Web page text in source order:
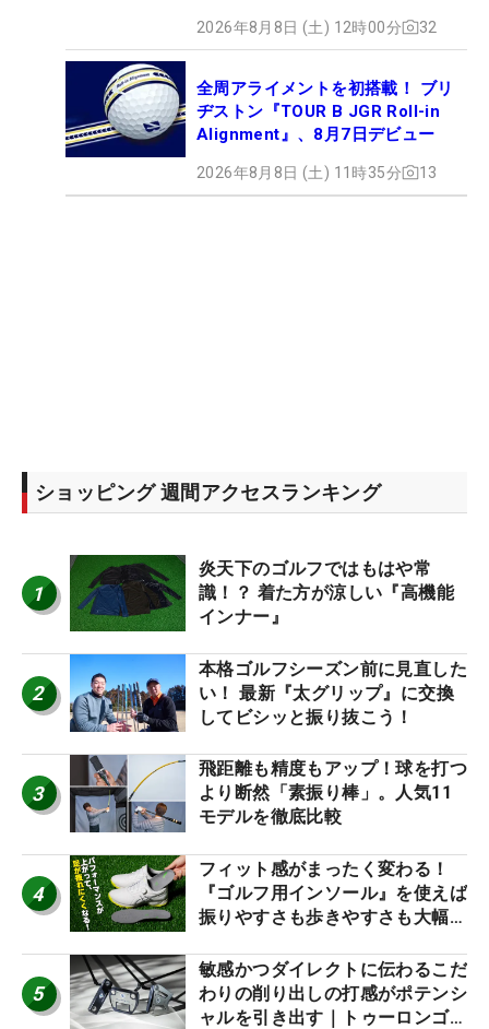
2026年8月8日 (土) 12時00分 32
全周アライメントを初搭載！ ブリ
ヂストン『TOUR B JGR Roll-in
Alignment』、8月7日デビュー
2026年8月8日 (土) 11時35分 13
ショッピング 週間アクセスランキング
1
炎天下のゴルフではもはや常
識！？ 着た方が涼しい『高機能
インナー』
2
本格ゴルフシーズン前に見直した
い！ 最新『太グリップ』に交換
してビシッと振り抜こう！
3
飛距離も精度もアップ！球を打つ
より断然「素振り棒」。人気11
モデルを徹底比較
4
フィット感がまったく変わる！
『ゴルフ用インソール』を使えば
振りやすさも歩きやすさも大幅に
5
敏感かつダイレクトに伝わるこだ
わりの削り出しの打感がポテンシ
ャルを引き出す｜トゥーロンゴル